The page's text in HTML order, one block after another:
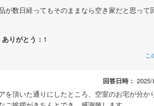
が数日経ってもそのままなら空き家だと思って
ありがとう： 1
こ
回答日時：
を頂いた通りにしたところ、空室のお宅が分か